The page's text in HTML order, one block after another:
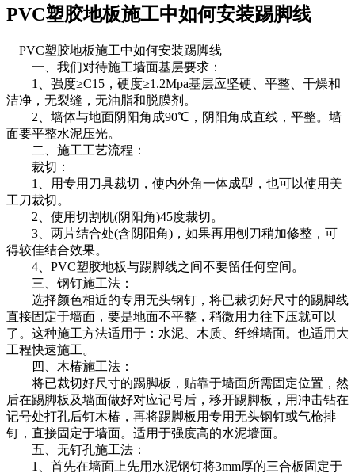
PVC塑胶地板施工中如何安装踢脚线
PVC塑胶地板施工中如何安装踢脚线
一、我们对待施工墙面基层要求：
1、强度≥C15，硬度≥1.2Mpa基层应坚硬、平整、干燥和
洁净，无裂缝，无油脂和脱膜剂。
2、墙体与地面阴阳角成90℃，阴阳角成直线，平整。墙
面要平整水泥压光。
二、施工工艺流程：
裁切：
1、用专用刀具裁切，使内外角一体成型，也可以使用美
工刀裁切。
2、使用切割机(阴阳角)45度裁切。
3、两片结合处(含阴阳角)，如果再用刨刀稍加修整，可
得较佳结合效果。
4、PVC塑胶地板与踢脚线之间不要留任何空间。
三、钢钉施工法：
选择颜色相近的专用无头钢钉，将已裁切好尺寸的踢脚线
直接固定于墙面，要是地面不平整，稍微用力往下压就可以
了。这种施工方法适用于：水泥、木质、纤维墙面。也适用大
工程快速施工。
四、木椿施工法：
将已裁切好尺寸的踢脚板，贴靠于墙面所需固定位置，然
后在踢脚板及墙面做好对应记号后，移开踢脚板，用冲击钻在
记号处打孔后钉木椿，再将踢脚板用专用无头钢钉或气枪排
钉，直接固定于墙面。适用于强度高的水泥墙面。
五、无钉孔施工法：
1、首先在墙面上先用水泥钢钉将3mm厚的三合板固定于